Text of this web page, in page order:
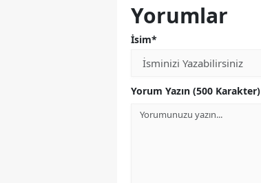
Yorumlar
İsim*
Yorum Yazın (500 Karakter)